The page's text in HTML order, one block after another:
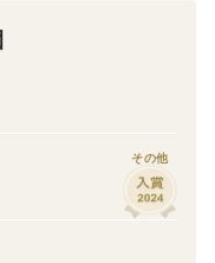
ました。
りいたしますね。
その他